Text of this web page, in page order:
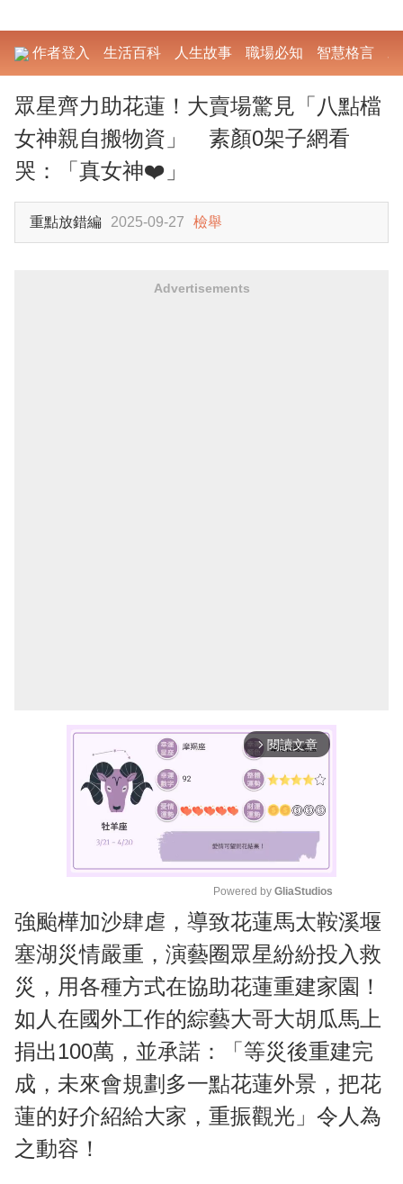
作者登入 生活百科 人生故事 職場必知 智慧格言
眾星齊力助花蓮！大賣場驚見「八點檔
女神親自搬物資」 素顏0架子網看
哭：「真女神❤️」
重點放錯編 2025-09-27 檢舉
Advertisements
arrow_forward_ios 閱讀文章
M
u
t
e
Powered by GliaStudios
強颱樺加沙肆虐，導致花蓮馬太鞍溪堰
塞湖災情嚴重，演藝圈眾星紛紛投入救
災，用各種方式在協助花蓮重建家園！
如人在國外工作的綜藝大哥大胡瓜馬上
捐出100萬，並承諾：「等災後重建完
成，未來會規劃多一點花蓮外景，把花
蓮的好介紹給大家，重振觀光」令人為
之動容！